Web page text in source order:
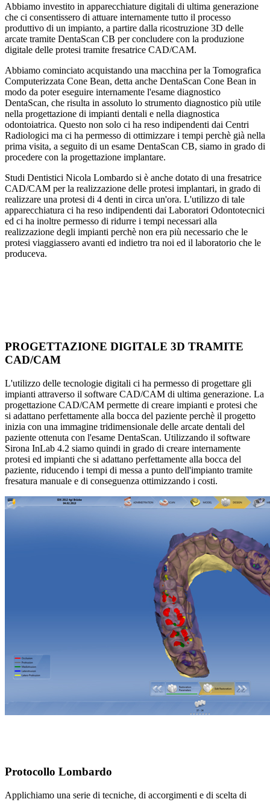
Abbiamo investito in apparecchiature digitali di ultima generazione
che ci consentissero di attuare internamente tutto il processo
produttivo di un impianto, a partire dalla ricostruzione 3D delle
arcate tramite DentaScan CB per concludere con la produzione
digitale delle protesi tramite fresatrice CAD/CAM.
Abbiamo cominciato acquistando una macchina per la Tomografica
Computerizzata Cone Bean, detta anche DentaScan Cone Bean in
modo da poter eseguire internamente l'esame diagnostico
DentaScan, che risulta in assoluto lo strumento diagnostico più utile
nella progettazione di impianti dentali e nella diagnostica
odontoiatrica. Questo non solo ci ha reso indipendenti dai Centri
Radiologici ma ci ha permesso di ottimizzare i tempi perchè già nella
prima visita, a seguito di un esame DentaScan CB, siamo in grado di
procedere con la progettazione implantare.
Studi Dentistici Nicola Lombardo si è anche dotato di una fresatrice
CAD/CAM per la realizzazione delle protesi implantari, in grado di
realizzare una protesi di 4 denti in circa un'ora. L'utilizzo di tale
apparecchiatura ci ha reso indipendenti dai Laboratori Odontotecnici
ed ci ha inoltre permesso di ridurre i tempi necessari alla
realizzazione degli impianti perchè non era più necessario che le
protesi viaggiassero avanti ed indietro tra noi ed il laboratorio che le
produceva.
PROGETTAZIONE DIGITALE 3D TRAMITE
CAD/CAM
L'utilizzo delle tecnologie digitali ci ha permesso di progettare gli
impianti attraverso il software CAD/CAM di ultima generazione. La
progettazione CAD/CAM permette di creare impianti e protesi che
si adattano perfettamente alla bocca del paziente perchè il progetto
inizia con una immagine tridimensionale delle arcate dentali del
paziente ottenuta con l'esame DentaScan. Utilizzando il software
Sirona InLab 4.2 siamo quindi in grado di creare internamente
protesi ed impianti che si adattano perfettamente alla bocca del
paziente, riducendo i tempi di messa a punto dell'impianto tramite
fresatura manuale e di conseguenza ottimizzando i costi.
Protocollo Lombardo
Applichiamo una serie di tecniche, di accorgimenti e di scelta di